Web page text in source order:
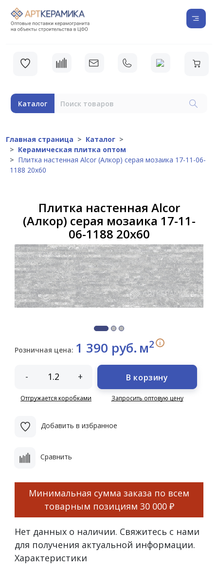
Каталог
Главная страница
Каталог
Керамическая плитка оптом
Плитка настенная Alcor (Алкор) серая мозаика 17-11-06-
1188 20х60
Плитка настенная Alcor
(Алкор) серая мозаика 17-11-
06-1188 20х60
Розничная цена: 1 390 руб. м2 i
- +
Отгружается коробками
В корзину
Запросить оптовую цену
Добавить в избранное
Сравнить
Минимальная сумма заказа по всем
товарным позициям 30 000 ₽
Нет данных о наличии. Свяжитесь с нами
для получения актуальной информации.
Характеристики